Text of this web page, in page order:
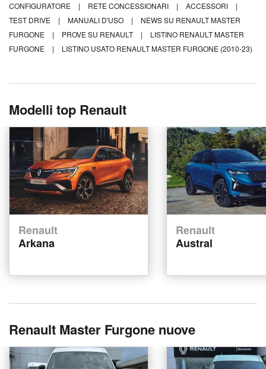
CONFIGURATORE
| RETE CONCESSIONARI | ACCESSORI
|
TEST DRIVE
| MANUALI D'USO |
NEWS SU RENAULT MASTER
FURGONE
| PROVE SU RENAULT |
LISTINO RENAULT MASTER
FURGONE
| LISTINO USATO RENAULT MASTER FURGONE (2010-23)
Modelli top Renault
Renault
Arkana
Renault
Austral
Renault Master Furgone nuove